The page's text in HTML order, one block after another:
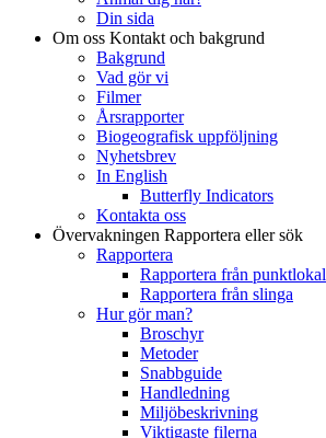
Din sida
Om oss Kontakt och bakgrund
Bakgrund
Vad gör vi
Filmer
Årsrapporter
Biogeografisk uppföljning
Nyhetsbrev
In English
Butterfly Indicators
Kontakta oss
Övervakningen Rapportera eller sök
Rapportera
Rapportera från punktlokal
Rapportera från slinga
Hur gör man?
Broschyr
Metoder
Snabbguide
Handledning
Miljöbeskrivning
Viktigaste filerna